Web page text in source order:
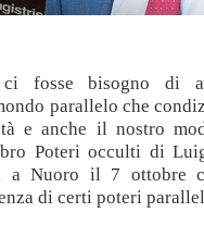
ci fosse bisogno di
parallelo che
e anche il nostro
Poteri occulti di
a Nuoro il 7 ottobre
di certi poteri